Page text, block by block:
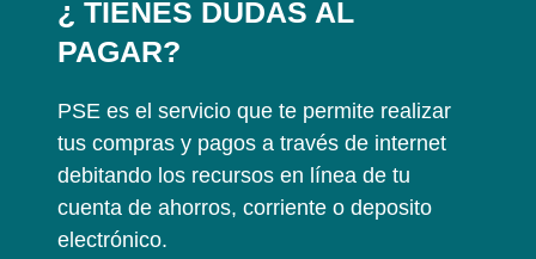
¿ TIENES DUDAS AL
PAGAR?
PSE es el servicio que te permite realizar
tus compras y pagos a través de internet
debitando los recursos en línea de tu
cuenta de ahorros, corriente o deposito
electrónico.